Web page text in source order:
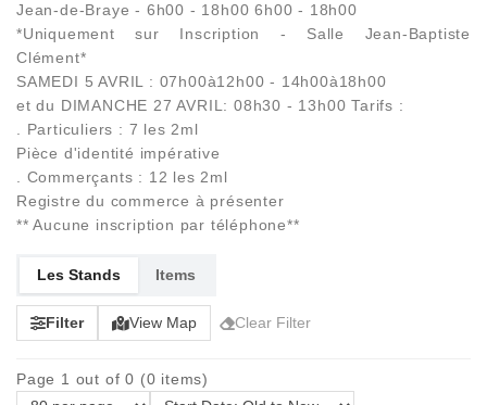
Jean-de-Braye - 6h00 - 18h00 6h00 - 18h00
*Uniquement sur Inscription - Salle Jean-Baptiste
Clément*
SAMEDI 5 AVRIL : 07h00à12h00 - 14h00à18h00
et du DIMANCHE 27 AVRIL: 08h30 - 13h00 Tarifs :
. Particuliers : 7 les 2ml
Pièce d'identité impérative
. Commerçants : 12 les 2ml
Registre du commerce à présenter
** Aucune inscription par téléphone**
Les Stands Items
Filter View Map Clear Filter
Page 1 out of 0 (0 items)